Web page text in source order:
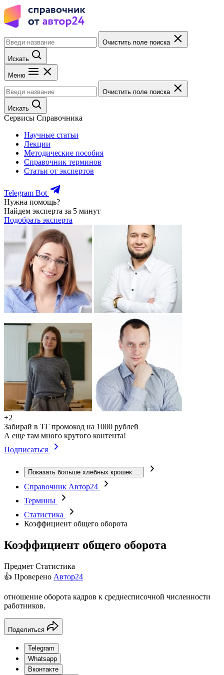
Очистить поле поиска
Искать
Меню
Очистить поле поиска
Искать
Сервисы Справочника
Научные статьи
Лекции
Методические пособия
Справочник терминов
Статьи от экспертов
Telegram Bot
Нужна помощь?
Найдем эксперта за 5 минут
Подобрать эксперта
+2
Забирай в ТГ промокод на 1000 рублей
А еще там много крутого контента!
Подписаться
Показать больше хлебных крошек ...
Справочник Автор24
Термины
Статистика
Коэффициент общего оборота
Коэффициент общего оборота
Предмет Статистика
👍 Проверено Автор24
отношение оборота кадров к среднесписочной численности
работников.
Поделиться
Telegram
Whatsapp
Вконтакте